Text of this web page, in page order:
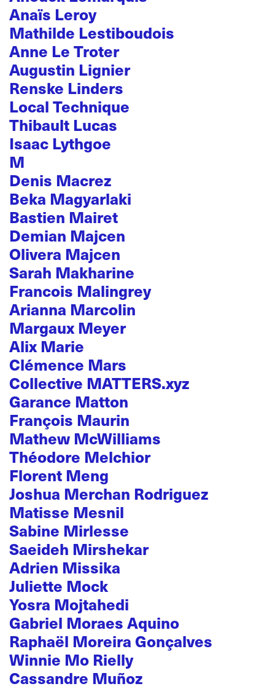
Anaïs Leroy
Mathilde Lestiboudois
Anne Le Troter
Augustin Lignier
Renske Linders
Local Technique
Thibault Lucas
Isaac Lythgoe
M
Denis Macrez
Beka Magyarlaki
Bastien Mairet
Demian Majcen
Olivera Majcen
Sarah Makharine
Francois Malingrey
Arianna Marcolin
Margaux Meyer
Alix Marie
Clémence Mars
Collective MATTERS.xyz
Garance Matton
François Maurin
Mathew McWilliams
Théodore Melchior
Florent Meng
Joshua Merchan Rodriguez
Matisse Mesnil
Sabine Mirlesse
Saeideh Mirshekar
Adrien Missika
Juliette Mock
Yosra Mojtahedi
Gabriel Moraes Aquino
Raphaël Moreira Gonçalves
Winnie Mo Rielly
Cassandre Muñoz